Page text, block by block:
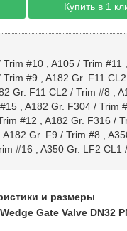
Купить в 1
Trim #10, A105 / Trim #11
Trim #9
A182 Gr. F11
Gr. F11 CL2 / Trim #8
, A182 Gr. F304 / Trim
#12
A182 Gr. F316 /
A182 Gr. F9 / Trim #8
#16 A350 Gr. LF2 CL1
и размеры
Gate Valve DN32